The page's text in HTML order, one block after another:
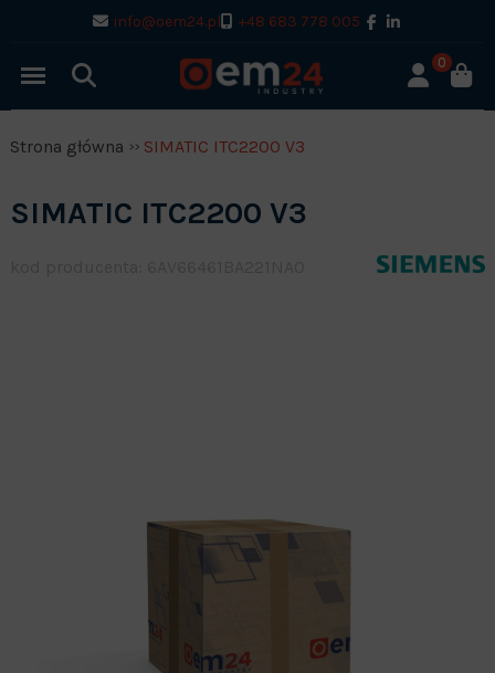
info@oem24.pl +48 683 778 005
0
Strona główna SIMATIC ITC2200 V3
SIMATIC ITC2200 V3